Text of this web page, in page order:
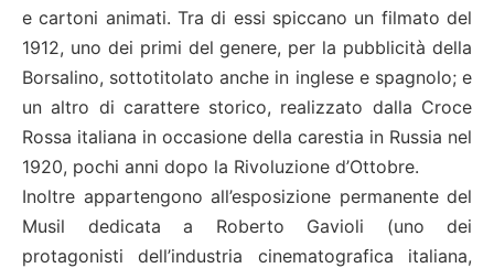
e cartoni animati. Tra di essi spiccano un filmato del
1912, uno dei primi del genere, per la pubblicità della
Borsalino, sottotitolato anche in inglese e spagnolo; e
un altro di carattere storico, realizzato dalla Croce
Rossa italiana in occasione della carestia in Russia nel
1920, pochi anni dopo la Rivoluzione d’Ottobre.
Inoltre appartengono all’esposizione permanente del
Musil dedicata a Roberto Gavioli (uno dei
protagonisti dell’industria cinematografica italiana,